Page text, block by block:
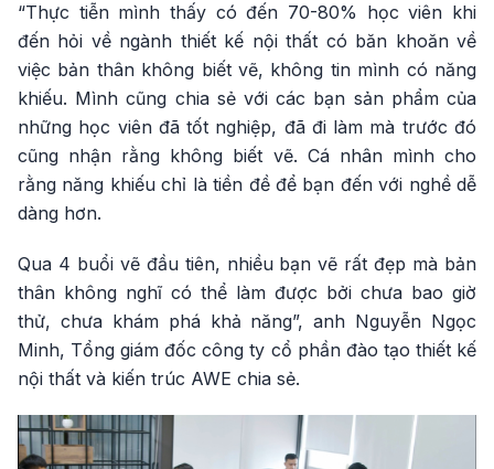
“Thực tiễn mình thấy có đến 70-80% học viên khi
đến hỏi về ngành thiết kế nội thất có băn khoăn về
việc bản thân không biết vẽ, không tin mình có năng
khiếu. Mình cũng chia sẻ với các bạn sản phẩm của
những học viên đã tốt nghiệp, đã đi làm mà trước đó
cũng nhận rằng không biết vẽ. Cá nhân mình cho
rằng năng khiếu chỉ là tiền đề để bạn đến với nghề dễ
dàng hơn.
Qua 4 buổi vẽ đầu tiên, nhiều bạn vẽ rất đẹp mà bản
thân không nghĩ có thể làm được bởi chưa bao giờ
thử, chưa khám phá khả năng”, anh Nguyễn Ngọc
Minh, Tổng giám đốc công ty cổ phần đào tạo thiết kế
nội thất và kiến trúc AWE chia sẻ.